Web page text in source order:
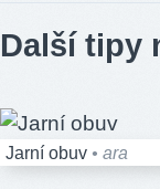
Další tipy
Jarní obuv • ara